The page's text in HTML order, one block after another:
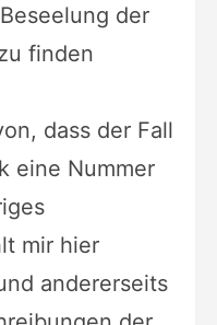
der
finden
dass der Fall
eine Nummer
mir hier
andererseits